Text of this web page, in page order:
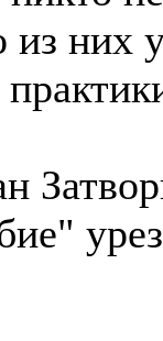
них